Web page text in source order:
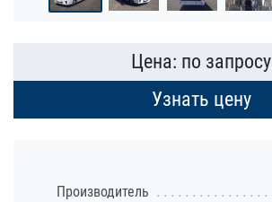
Цена: по запросу
Узнать цену
Производитель